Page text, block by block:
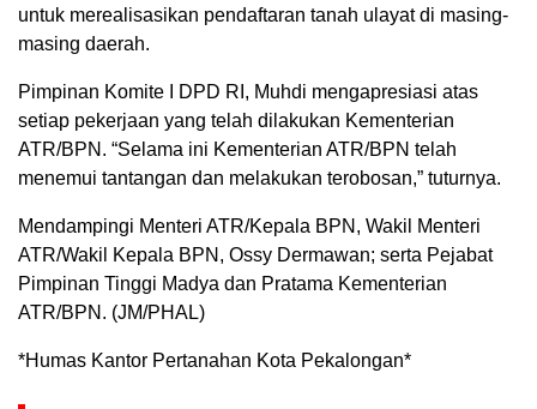
untuk merealisasikan pendaftaran tanah ulayat di masing-
masing daerah.
Pimpinan Komite I DPD RI, Muhdi mengapresiasi atas
setiap pekerjaan yang telah dilakukan Kementerian
ATR/BPN. “Selama ini Kementerian ATR/BPN telah
menemui tantangan dan melakukan terobosan,” tuturnya.
Mendampingi Menteri ATR/Kepala BPN, Wakil Menteri
ATR/Wakil Kepala BPN, Ossy Dermawan; serta Pejabat
Pimpinan Tinggi Madya dan Pratama Kementerian
ATR/BPN. (JM/PHAL)
*Humas Kantor Pertanahan Kota Pekalongan*